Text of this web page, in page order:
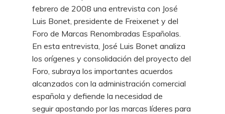
febrero de 2008 una entrevista con José
Luis Bonet, presidente de Freixenet y del
Foro de Marcas Renombradas Españolas.
En esta entrevista, José Luis Bonet analiza
los orígenes y consolidación del proyecto del
Foro, subraya los importantes acuerdos
alcanzados con la administración comercial
española y defiende la necesidad de
seguir apostando por las marcas líderes para